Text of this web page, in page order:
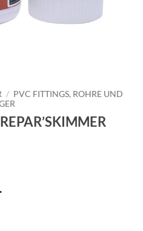
/ PVC FITTINGS, ROHRE UND